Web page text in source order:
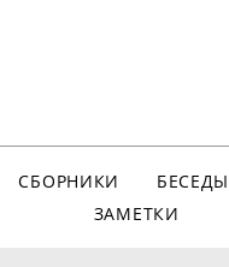
СБОРНИКИ БЕСЕДЫ
ЗАМЕТКИ